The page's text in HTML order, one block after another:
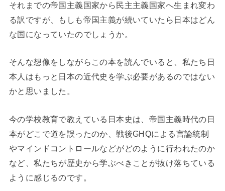
それまでの帝国主義国家から民主主義国家へ生まれ変わ
る訳ですが、もしも帝国主義が続いていたら日本はどん
な国になっていたのでしょうか。
そんな想像をしながらこの本を読んでいると、私たち日
本人はもっと日本の近代史を学ぶ必要があるのではない
かと思いました。
今の学校教育で教えている日本史は、帝国主義時代の日
本がどこで道を誤ったのか、戦後GHQによる言論統制
やマインドコントロールなどがどのように行われたのか
など、私たちが歴史から学ぶべきことが抜け落ちている
ように感じるのです。